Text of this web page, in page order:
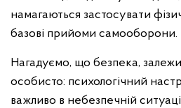
намагаються застосувати
базові прийоми самооборони.
Нагадуємо, що безпека,
особисто: психологічний
важливо в небезпечній